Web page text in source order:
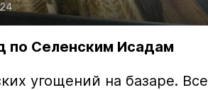
по Селенским Исадам
угощений на базаре. Все